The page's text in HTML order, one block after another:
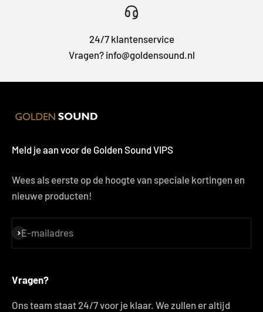
24/7 klantenservice
Vragen? info@goldensound.nl
Meld je aan voor de Golden Sound VIPS
Wees als eerste op de hoogte van speciale kortingen en
nieuwe producten!
E-mailadres
Abonneren
Vragen?
Ons team staat 24/7 voor je klaar. We zullen er altijd